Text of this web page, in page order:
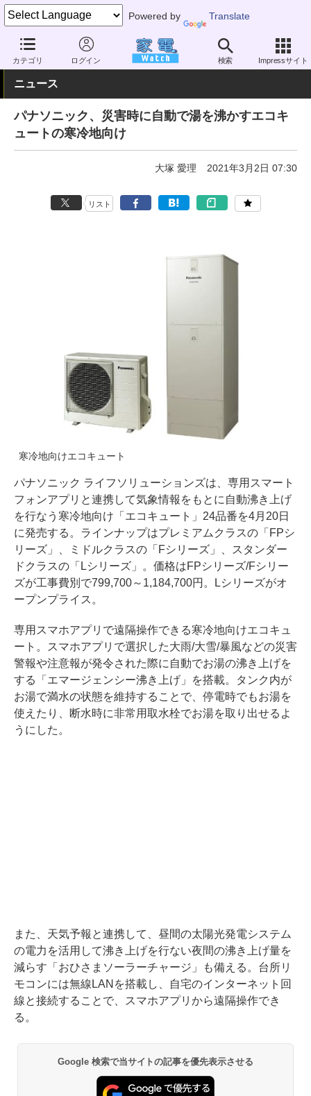
Powered by Translate
カテゴリ ログイン 検索 Impressサイト
家電 Watch エネルギー エネルギー エコキュート
ニュース
パナソニック、災害時に自動で湯を沸かすエコキ
ュートの寒冷地向け
大塚 愛理 2021年3月2日 07:30
リスト
寒冷地向けエコキュート
パナソニック ライフソリューションズは、専用スマート
フォンアプリと連携して気象情報をもとに自動沸き上げ
を行なう寒冷地向け「エコキュート」24品番を4月20日
に発売する。ラインナップはプレミアムクラスの「FPシ
リーズ」、ミドルクラスの「Fシリーズ」、スタンダー
ドクラスの「Lシリーズ」。価格はFPシリーズ/Fシリー
ズが工事費別で799,700～1,184,700円。Lシリーズがオ
ープンプライス。
専用スマホアプリで遠隔操作できる寒冷地向けエコキュ
ート。スマホアプリで選択した大雨/大雪/暴風などの災害
警報や注意報が発令された際に自動でお湯の沸き上げを
する「エマージェンシー沸き上げ」を搭載。タンク内が
お湯で満水の状態を維持することで、停電時でもお湯を
使えたり、断水時に非常用取水栓でお湯を取り出せるよ
うにした。
また、天気予報と連携して、昼間の太陽光発電システム
の電力を活用して沸き上げを行ない夜間の沸き上げ量を
減らす「おひさまソーラーチャージ」も備える。台所リ
モコンには無線LANを搭載し、自宅のインターネット回
線と接続することで、スマホアプリから遠隔操作でき
る。
Google 検索で当サイトの記事を優先表示させる